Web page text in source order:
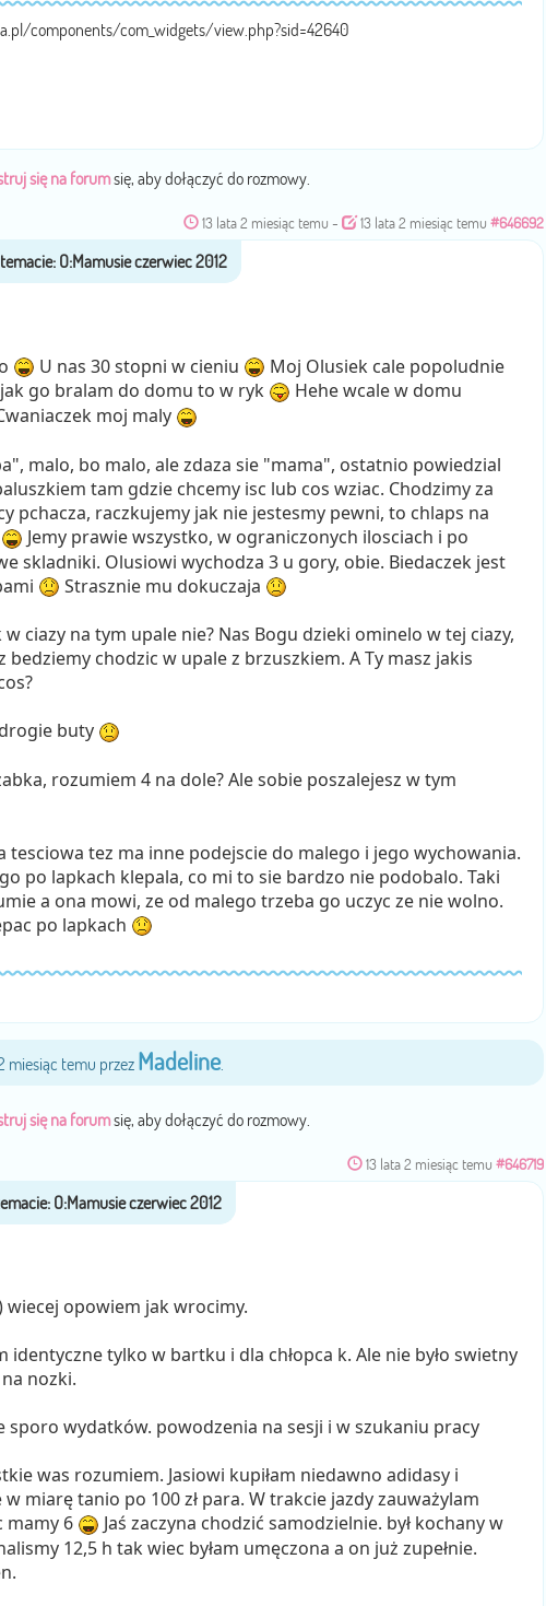
components/com_widgets/view.php?sid=42640
się na forumsię, aby dołączyć do rozmowy.
13 lata 2 miesiąc temu - 13 lata 2 miesiąc temu #646692
U nas 30 stopni w cieniu
Moj Olusiek cale popoludnie
go bralam do domu to w ryk
Hehe wcale w domu
moj maly
malo, bo malo, ale zdaza sie "mama", ostatnio powiedzial
tam gdzie chcemy isc lub cos wziac. Chodzimy za
pchacza, raczkujemy jak nie jestesmy pewni, to chlaps na
Jemy prawie wszystko, w ograniczonych ilosciach i po
skladniki. Olusiowi wychodza 3 u gory, obie. Biedaczek jest
Strasznie mu dokuczaja
ciazy na tym upale nie? Nas Bogu dzieki ominelo w tej ciazy,
bedziemy chodzic w upale z brzuszkiem. A Ty masz jakis
buty
rozumiem 4 na dole? Ale sobie poszalejesz w tym
tesciowa tez ma inne podejscie do malego i jego wychowania.
po lapkach klepala, co mi to sie bardzo nie podobalo. Taki
a ona mowi, ze od malego trzeba go uczyc ze nie wolno.
po lapkach
miesiąc temu przez Madeline.
się na forumsię, aby dołączyć do rozmowy.
13 lata 2 miesiąc temu #646719
wiecej opowiem jak wrocimy.
identyczne tylko w bartku i dla chłopca k. Ale nie było swietny
nozki.
sporo wydatków. powodzenia na sesji i w szukaniu pracy
was rozumiem. Jasiowi kupiłam niedawno adidasy i
w miarę tanio po 100 zł para. W trakcie jazdy zauważylam
mamy 6
Jaś zaczyna chodzić samodzielnie. był kochany w
12,5 h tak wiec byłam umęczona a on już zupełnie.